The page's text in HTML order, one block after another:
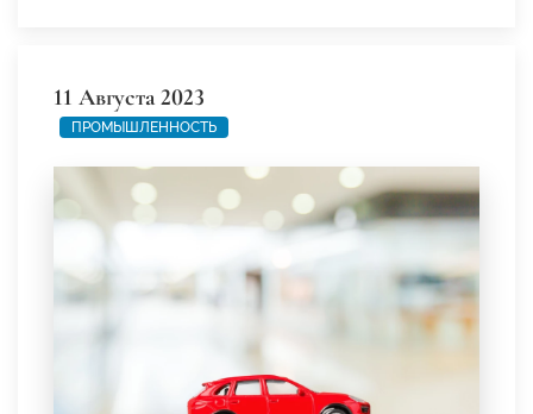
11 Августа 2023
ПРОМЫШЛЕННОСТЬ